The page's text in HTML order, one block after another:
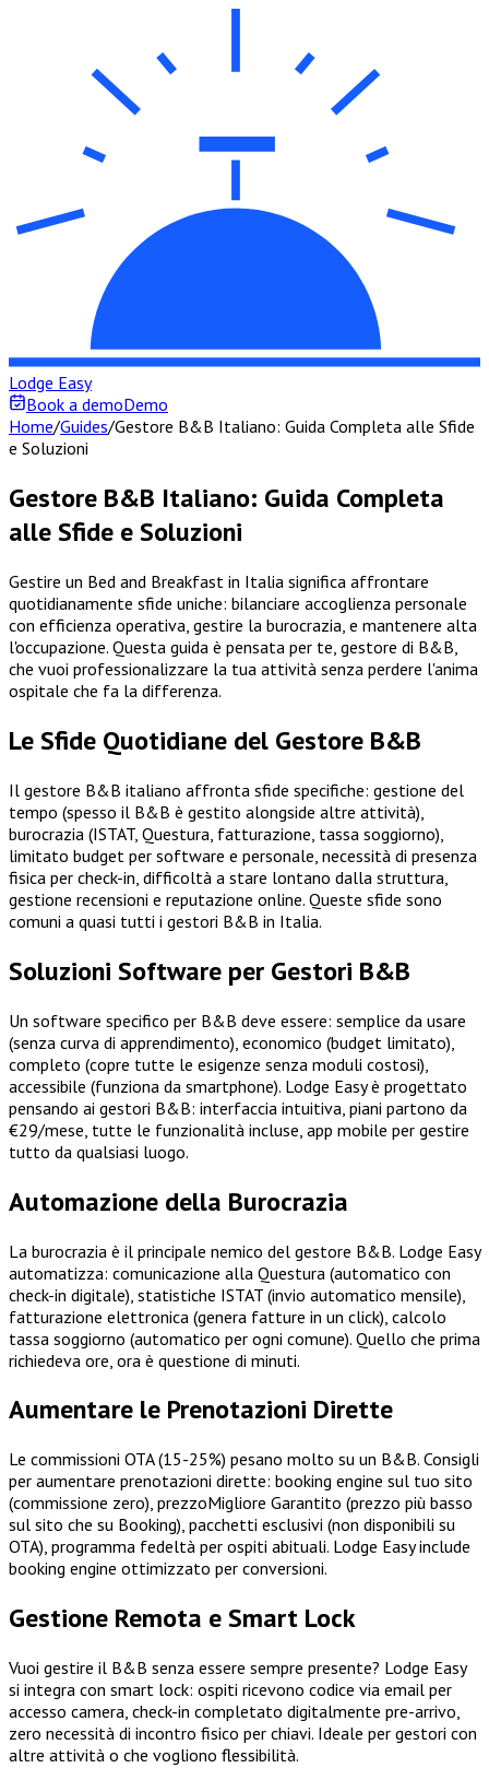
Lodge Easy
Book a demoDemo
Home/Guides/Gestore B&B Italiano: Guida Completa alle Sfide
e Soluzioni
Gestore B&B Italiano: Guida Completa
alle Sfide e Soluzioni
Gestire un Bed and Breakfast in Italia significa affrontare
quotidianamente sfide uniche: bilanciare accoglienza personale
con efficienza operativa, gestire la burocrazia, e mantenere alta
l'occupazione. Questa guida è pensata per te, gestore di B&B,
che vuoi professionalizzare la tua attività senza perdere l'anima
ospitale che fa la differenza.
Le Sfide Quotidiane del Gestore B&B
Il gestore B&B italiano affronta sfide specifiche: gestione del
tempo (spesso il B&B è gestito alongside altre attività),
burocrazia (ISTAT, Questura, fatturazione, tassa soggiorno),
limitato budget per software e personale, necessità di presenza
fisica per check-in, difficoltà a stare lontano dalla struttura,
gestione recensioni e reputazione online. Queste sfide sono
comuni a quasi tutti i gestori B&B in Italia.
Soluzioni Software per Gestori B&B
Un software specifico per B&B deve essere: semplice da usare
(senza curva di apprendimento), economico (budget limitato),
completo (copre tutte le esigenze senza moduli costosi),
accessibile (funziona da smartphone). Lodge Easy è progettato
pensando ai gestori B&B: interfaccia intuitiva, piani partono da
€29/mese, tutte le funzionalità incluse, app mobile per gestire
tutto da qualsiasi luogo.
Automazione della Burocrazia
La burocrazia è il principale nemico del gestore B&B. Lodge Easy
automatizza: comunicazione alla Questura (automatico con
check-in digitale), statistiche ISTAT (invio automatico mensile),
fatturazione elettronica (genera fatture in un click), calcolo
tassa soggiorno (automatico per ogni comune). Quello che prima
richiedeva ore, ora è questione di minuti.
Aumentare le Prenotazioni Dirette
Le commissioni OTA (15-25%) pesano molto su un B&B. Consigli
per aumentare prenotazioni dirette: booking engine sul tuo sito
(commissione zero), prezzoMigliore Garantito (prezzo più basso
sul sito che su Booking), pacchetti esclusivi (non disponibili su
OTA), programma fedeltà per ospiti abituali. Lodge Easy include
booking engine ottimizzato per conversioni.
Gestione Remota e Smart Lock
Vuoi gestire il B&B senza essere sempre presente? Lodge Easy
si integra con smart lock: ospiti ricevono codice via email per
accesso camera, check-in completato digitalmente pre-arrivo,
zero necessità di incontro fisico per chiavi. Ideale per gestori con
altre attività o che vogliono flessibilità.